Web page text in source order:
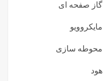
گاز صفحه ای
مایکروویو
محوطه سازی
هود